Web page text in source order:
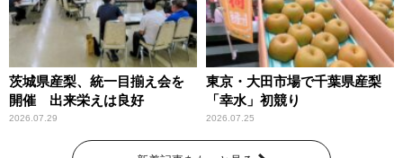
茨城県産梨、統一目揃え会を
開催 出来栄えは良好
2026.07.29
東京・大田市場で千葉県産梨
「幸水」初競り
2026.07.25